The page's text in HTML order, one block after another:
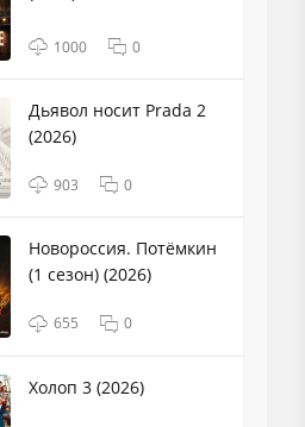
1000 0
Дьявол носит Prada 2
(2026)
903 0
Новороссия. Потёмкин
(1 сезон) (2026)
655 0
Холоп 3 (2026)